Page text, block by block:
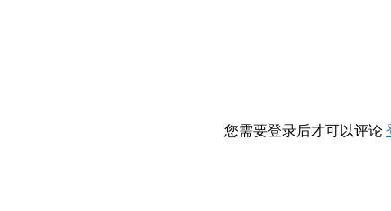
您需要登录后才可以评论